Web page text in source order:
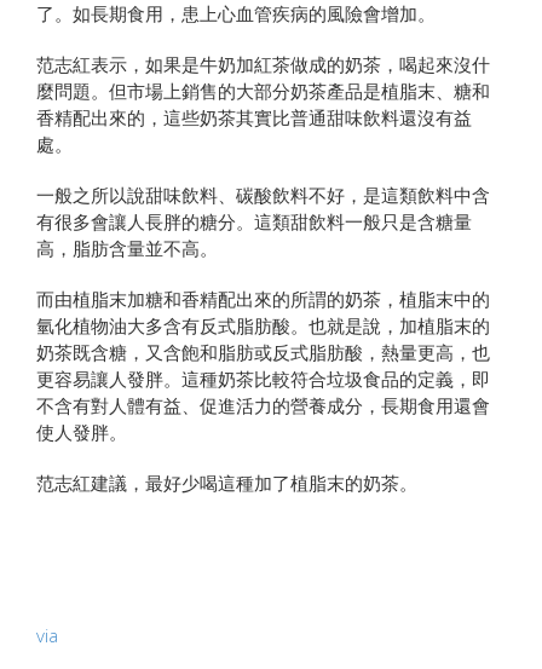
了。如長期食用，患上心血管疾病的風險會增加。
范志紅表示，如果是牛奶加紅茶做成的奶茶，喝起來沒什
麼問題。但市場上銷售的大部分奶茶產品是植脂末、糖和
香精配出來的，這些奶茶其實比普通甜味飲料還沒有益
處。
一般之所以說甜味飲料、碳酸飲料不好，是這類飲料中含
有很多會讓人長胖的糖分。這類甜飲料一般只是含糖量
高，脂肪含量並不高。
而由植脂末加糖和香精配出來的所謂的奶茶，植脂末中的
氫化植物油大多含有反式脂肪酸。也就是說，加植脂末的
奶茶既含糖，又含飽和脂肪或反式脂肪酸，熱量更高，也
更容易讓人發胖。這種奶茶比較符合垃圾食品的定義，即
不含有對人體有益、促進活力的營養成分，長期食用還會
使人發胖。
范志紅建議，最好少喝這種加了植脂末的奶茶。
via